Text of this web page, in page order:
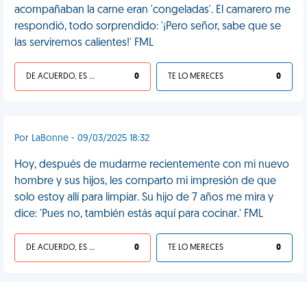
acompañaban la carne eran 'congeladas'. El camarero me
respondió, todo sorprendido: '¡Pero señor, sabe que se
las serviremos calientes!' FML
DE ACUERDO, ES UNA VIDA HP 0 TE LO MERECES 0
Por LaBonne - 09/03/2025 18:32
Hoy, después de mudarme recientemente con mi nuevo
hombre y sus hijos, les comparto mi impresión de que
solo estoy allí para limpiar. Su hijo de 7 años me mira y
dice: 'Pues no, también estás aquí para cocinar.' FML
DE ACUERDO, ES UNA VIDA HP 0 TE LO MERECES 0